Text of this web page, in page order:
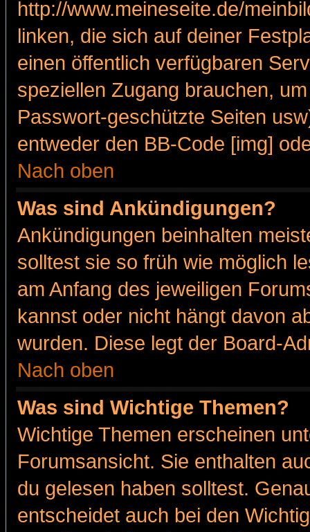
http://www.meineseite.de/
linken, die sich auf deiner
einen öffentlich verfügbaren
speziellen Zugang brauchen,
Passwort-geschützte Seiten
entweder den BB-Code [img]
Nach oben
Was sind Ankündigungen?
Ankündigungen beinhalten
solltest sie so früh wie möglich
am Anfang des jeweiligen
kannst oder nicht hängt davon
wurden. Diese legt der Board-
Nach oben
Was sind Wichtige Themen?
Wichtige Themen erscheinen
Forumsansicht. Sie enthalten
du gelesen haben solltest.
entscheidet auch bei den